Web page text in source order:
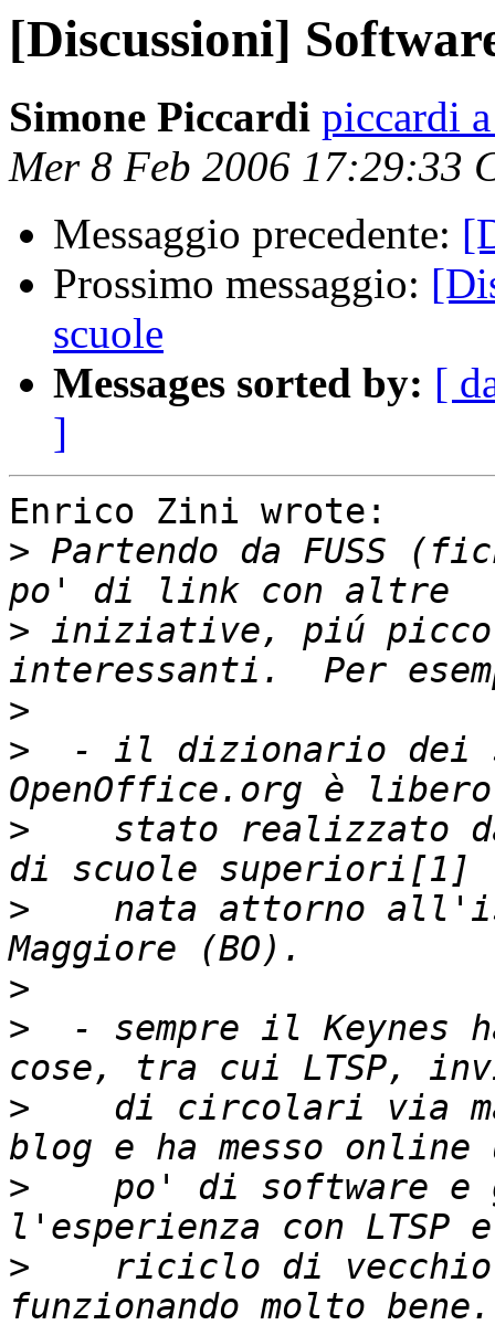
[Discussioni]
Simone Piccardi piccardi
Mer 8 Feb 2006 17:29:33
Messaggio precedente:
Prossimo messaggio:
scuole
Messages sorted by: [
]
Enrico Zini wrote:
> Partendo da FUSS
> iniziative, piú
>
>
- il dizionario dei
>
stato realizzato
>
nata attorno
>
>
- sempre il Keynes
>
di circolari via
>
po' di software e
>
riciclo di